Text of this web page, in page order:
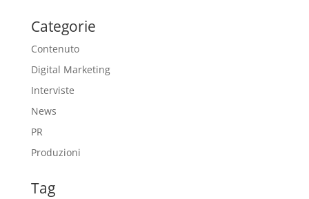
Categorie
Contenuto
Digital Marketing
Interviste
News
PR
Produzioni
Tag